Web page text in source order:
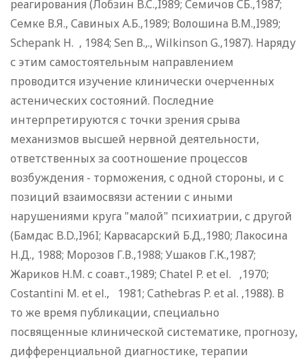
реагирования (Лобзин B.C.,I989; Семичов СБ.,1987;
Семке В.Я., Савиных А.Б.,1989; Волошина B.M.,I989;
Schepank H. , 1984; Sen В.,., Wilkinson G.,1987). Наряду
с этим самостоятельным направлением
проводится изучение клинически очерченных
астенических состояний. Последние
интерпретируются с точки зрения срыва
механизмов высшей нервной деятельности,
ответственных за соотношение процессов
возбуждения - торможения, с одной стороны, и с
позиций взаимосвязи астении с иными
нарушениями круга "малой" психиатрии, с другой
(Бамдас B.D.,I96I; Карвасарский Б.Д.,1980; Лакосина
Н.Д., 1988; Морозов Г.В.,1988; Ушаков Г.К.,1987;
Жариков Н.М. с соавт.,1989; Chatel P. et el. ,1970;
Costantini M. et el., 1981; Cathebras P. et al. ,1988). В
то же время публикации, специально
посвященные клинической систематике, прогнозу,
дифференциальной диагностике, терапии